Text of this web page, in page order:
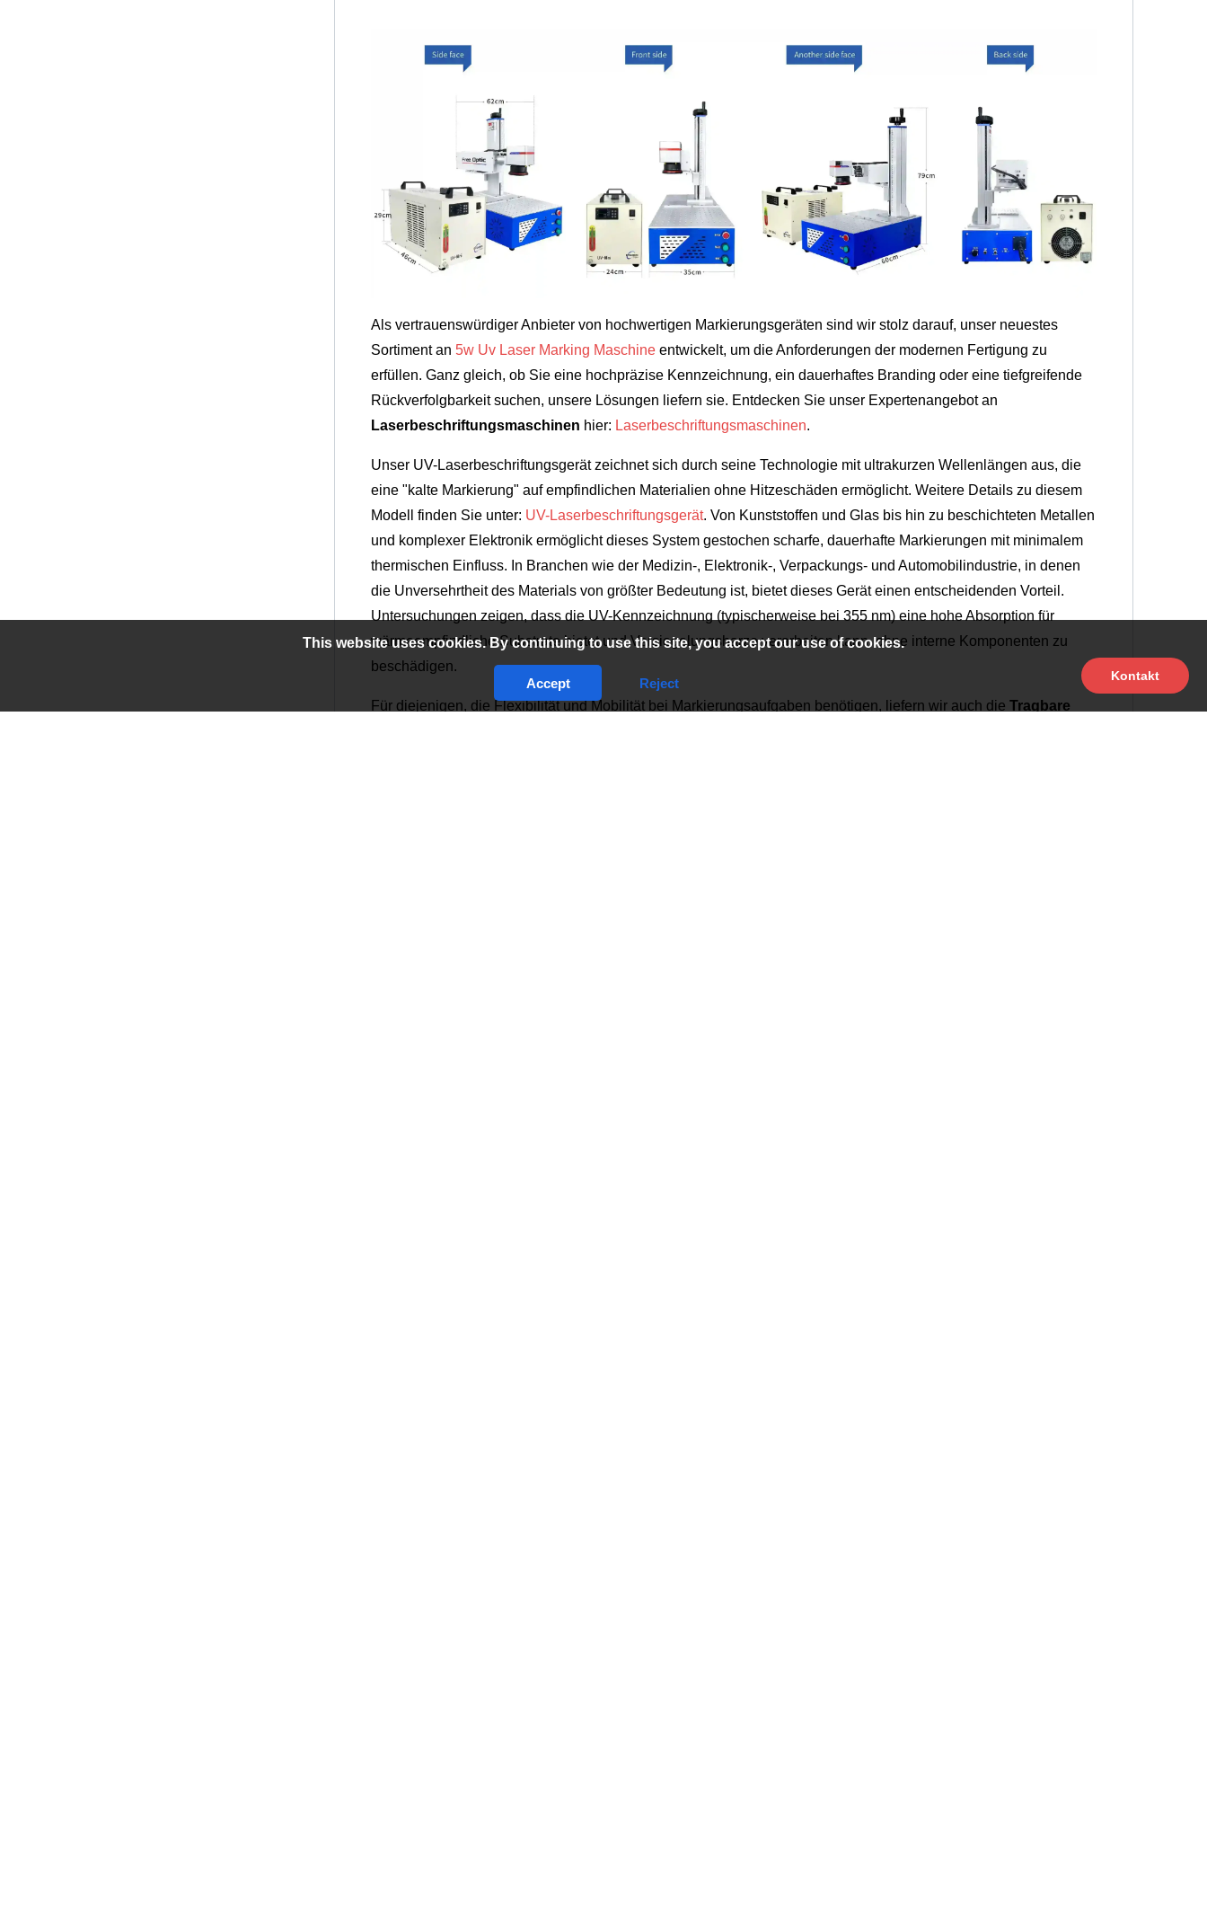
Als vertrauenswürdiger Anbieter von hochwertigen Markierungsgeräten sind wir stolz darauf, unser neuestes
Sortiment an 5w Uv Laser Marking Maschine entwickelt, um die Anforderungen der modernen Fertigung zu
erfüllen. Ganz gleich, ob Sie eine hochpräzise Kennzeichnung, ein dauerhaftes Branding oder eine tiefgreifende
Rückverfolgbarkeit suchen, unsere Lösungen liefern sie. Entdecken Sie unser Expertenangebot an
Laserbeschriftungsmaschinen hier: Laserbeschriftungsmaschinen.
Unser UV-Laserbeschriftungsgerät zeichnet sich durch seine Technologie mit ultrakurzen Wellenlängen aus, die
eine "kalte Markierung" auf empfindlichen Materialien ohne Hitzeschäden ermöglicht. Weitere Details zu diesem
Modell finden Sie unter: UV-Laserbeschriftungsgerät. Von Kunststoffen und Glas bis hin zu beschichteten Metallen
und komplexer Elektronik ermöglicht dieses System gestochen scharfe, dauerhafte Markierungen mit minimalem
thermischen Einfluss. In Branchen wie der Medizin-, Elektronik-, Verpackungs- und Automobilindustrie, in denen
die Unversehrtheit des Materials von größter Bedeutung ist, bietet dieses Gerät einen entscheidenden Vorteil.
Untersuchungen zeigen, dass die UV-Kennzeichnung (typischerweise bei 355 nm) eine hohe Absorption für
wärmeempfindliche Substrate bietet und Versiegelungsharze verarbeiten kann, ohne interne Komponenten zu
beschädigen.
Für diejenigen, die Flexibilität und Mobilität bei Markierungsaufgaben benötigen, liefern wir auch die Tragbare
Kontakt
This website uses cookies. By continuing to use this site, you accept our use of cookies.
Accept Reject